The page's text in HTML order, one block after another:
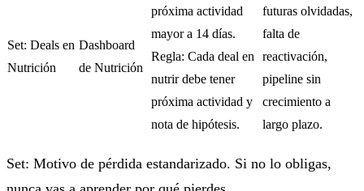
Set: Deals en
Nutrición
Dashboard
de Nutrición
próxima actividad
mayor a 14 días.
Regla: Cada deal en
nutrir debe tener
próxima actividad y
nota de hipótesis.
futuras olvidadas,
falta de
reactivación,
pipeline sin
crecimiento a
largo plazo.
Set: Motivo de pérdida estandarizado. Si no lo obligas,